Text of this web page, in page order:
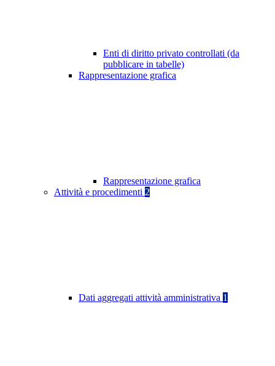
Enti di diritto privato controllati (da
pubblicare in tabelle)
Rappresentazione grafica
Rappresentazione grafica
Attività e procedimenti 2
Dati aggregati attività amministrativa 1